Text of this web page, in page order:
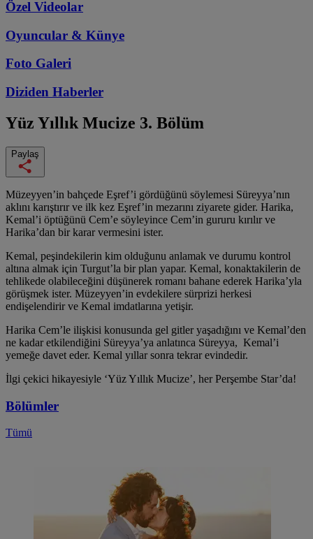
Özel Videolar
Oyuncular & Künye
Foto Galeri
Diziden Haberler
Yüz Yıllık Mucize 3. Bölüm
Paylaş
Müzeyyen’in bahçede Eşref’i gördüğünü söylemesi Süreyya’nın
aklını karıştırır ve ilk kez Eşref’in mezarını ziyarete gider. Harika,
Kemal’i öptüğünü Cem’e söyleyince Cem’in gururu kırılır ve
Harika’dan bir karar vermesini ister.
Kemal, peşindekilerin kim olduğunu anlamak ve durumu kontrol
altına almak için Turgut’la bir plan yapar. Kemal, konaktakilerin de
tehlikede olabileceğini düşünerek romanı bahane ederek Harika’yla
görüşmek ister. Müzeyyen’in evdekilere sürprizi herkesi
endişelendirir ve Kemal imdatlarına yetişir.
Harika Cem’le ilişkisi konusunda gel gitler yaşadığını ve Kemal’den
ne kadar etkilendiğini Süreyya’ya anlatınca Süreyya, Kemal’i
yemeğe davet eder. Kemal yıllar sonra tekrar evindedir.
İlgi çekici hikayesiyle ‘Yüz Yıllık Mucize’, her Perşembe Star’da!
Bölümler
Tümü